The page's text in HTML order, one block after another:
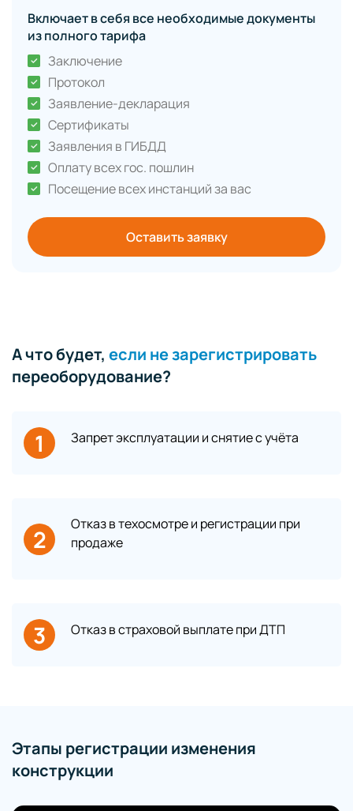
Включает в себя все необходимые документы
из полного тарифа
Заключение
Протокол
Заявление-декларация
Сертификаты
Заявления в ГИБДД
Оплату всех гос. пошлин
Посещение всех инстанций за вас
Оставить заявку
А что будет, если не зарегистрировать
переоборудование?
1 Запрет эксплуатации и снятие с учёта
2
Отказ в техосмотре и регистрации при
продаже
3 Отказ в страховой выплате при ДТП
Этапы регистрации изменения
конструкции